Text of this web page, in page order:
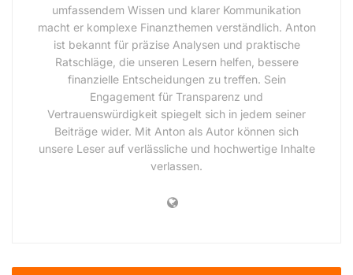
umfassendem Wissen und klarer Kommunikation
macht er komplexe Finanzthemen verständlich. Anton
ist bekannt für präzise Analysen und praktische
Ratschläge, die unseren Lesern helfen, bessere
finanzielle Entscheidungen zu treffen. Sein
Engagement für Transparenz und
Vertrauenswürdigkeit spiegelt sich in jedem seiner
Beiträge wider. Mit Anton als Autor können sich
unsere Leser auf verlässliche und hochwertige Inhalte
verlassen.